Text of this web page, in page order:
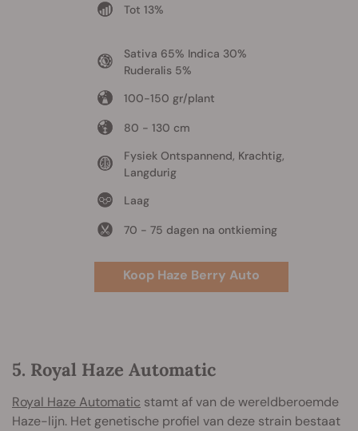
Tot 13%
Sativa 65% Indica 30%
Ruderalis 5%
100-150 gr/plant
80 - 130 cm
Fysiek Ontspannend, Krachtig,
Langdurig
Laag
70 - 75 dagen na ontkieming
Koop Haze Berry Auto
5. Royal Haze Automatic
Royal Haze Automatic stamt af van de wereldberoemde
Haze-lijn. Het genetische profiel van deze strain bestaat